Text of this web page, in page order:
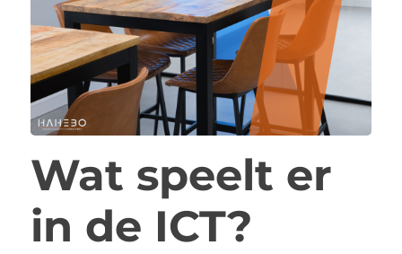
Wat speelt er
in de ICT?